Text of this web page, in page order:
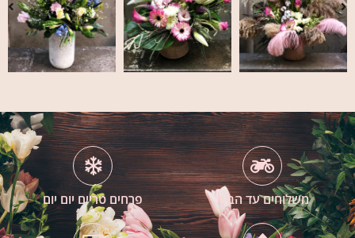
משלוחים עד הבית פרחים טריים יום יום